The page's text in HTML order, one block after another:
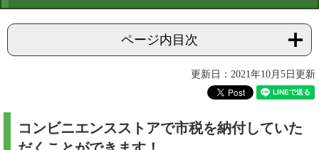
ページ内目次
更新日：2021年10月5日更新
コンビニエンスストアで市税を納付していた